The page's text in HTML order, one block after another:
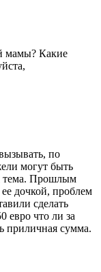
мамы? Какие
по
могут быть
тема. Прошлым
дочкой, проблем
сделать
евро что ли за
приличная сумма.